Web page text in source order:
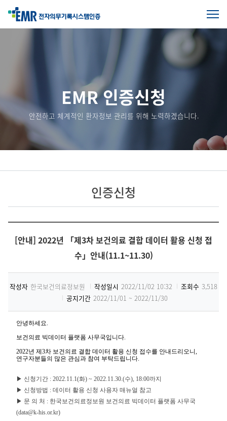
전
체
EMR 인증신청
안전하고 체계적인 환자정보 관리를 위해 노력하겠습니다.
인증신청
[안내] 2022년 「제3차 보건의료 결합 데이터 활용 신청 접
수」안내(11.1~11.30)
작성자 한국보건의료정보원 작성일시 2022/11/02 10:32 조회수 3,518
공지기간 2022/11/01 ~ 2022/11/30
안녕하세요.
보건의료 빅데이터 플랫폼 사무국입니다.
2022년 제3차 보건의료 결합 데이터 활용 신청 접수를 안내드리오니,
연구자분들의 많은 관심과 참여 부탁드립니다.
▶ 신청기간 : 2022.11.1(화) ~ 2022.11.30.(수), 18:00까지
▶ 신청방법 : 데이터 활용 신청 사용자 매뉴얼 참고
▶ 문 의 처 : 한국보건의료정보원 보건의료 빅데이터 플랫폼 사무국
(data@k-his.or.kr)